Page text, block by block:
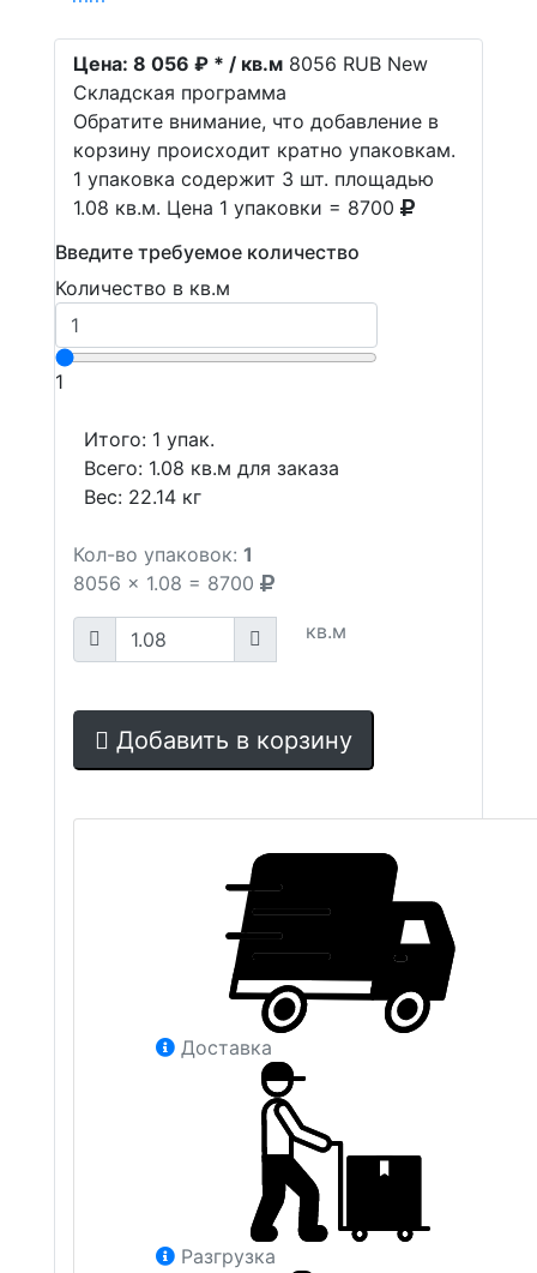
Цена: 8 056 ₽ * / кв.м 8056 RUB New
Складская программа
Обратите внимание, что добавление в
корзину происходит кратно упаковкам.
1 упаковка содержит 3 шт. площадью
1.08 кв.м. Цена 1 упаковки = 8700
Введите требуемое количество
Количество в кв.м
1
Итого: 1 упак.
Всего: 1.08 кв.м для заказа
Вес: 22.14 кг
Кол-во упаковок: 1
8056 x 1.08 = 8700
кв.м
Добавить в корзину
Доставка
Разгрузка